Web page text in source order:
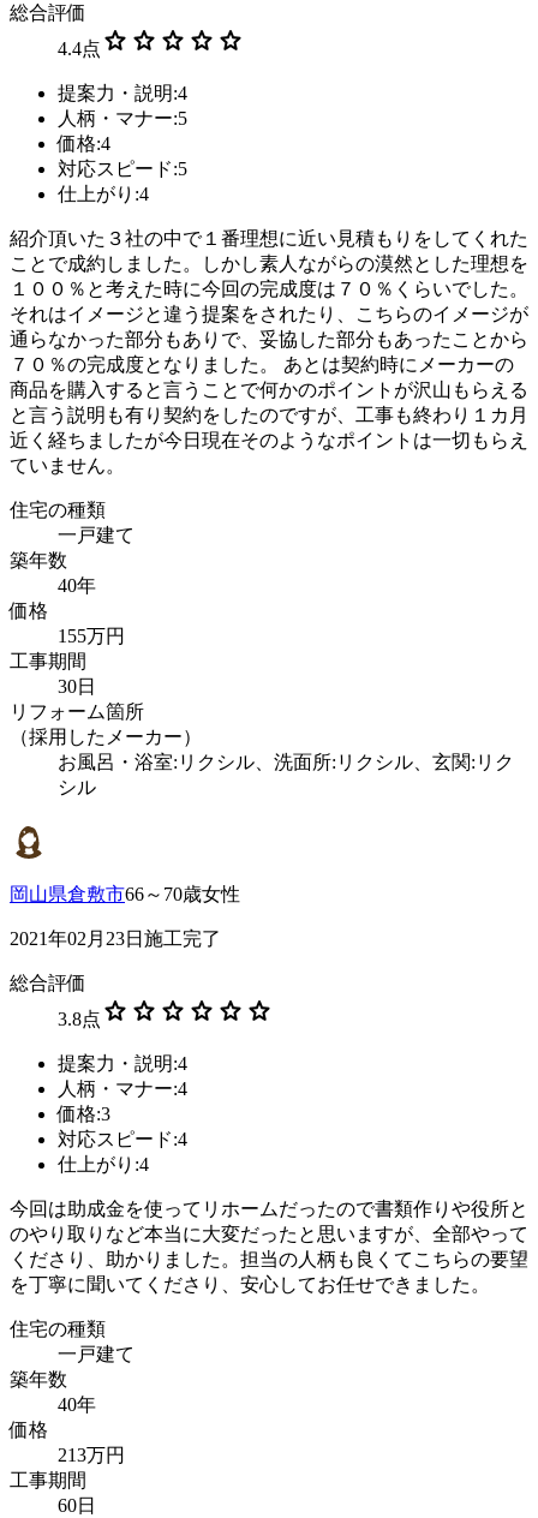
総合評価
4.4点 star star star star star
提案力・説明:4
人柄・マナー:5
価格:4
対応スピード:5
仕上がり:4
紹介頂いた３社の中で１番理想に近い見積もりをしてくれた
ことで成約しました。しかし素人ながらの漠然とした理想を
１００％と考えた時に今回の完成度は７０％くらいでした。
それはイメージと違う提案をされたり、こちらのイメージが
通らなかった部分もありで、妥協した部分もあったことから
７０％の完成度となりました。 あとは契約時にメーカーの
商品を購入すると言うことで何かのポイントが沢山もらえる
と言う説明も有り契約をしたのですが、工事も終わり１カ月
近く経ちましたが今日現在そのようなポイントは一切もらえ
ていません。
住宅の種類
一戸建て
築年数
40年
価格
155万円
工事期間
30日
リフォーム箇所
（採用したメーカー）
お風呂・浴室:リクシル、洗面所:リクシル、玄関:リク
シル
岡山県倉敷市66～70歳女性
2021年02月23日施工完了
総合評価
3.8点 star star star star star star
提案力・説明:4
人柄・マナー:4
価格:3
対応スピード:4
仕上がり:4
今回は助成金を使ってリホームだったので書類作りや役所と
のやり取りなど本当に大変だったと思いますが、全部やって
くださり、助かりました。担当の人柄も良くてこちらの要望
を丁寧に聞いてくださり、安心してお任せできました。
住宅の種類
一戸建て
築年数
40年
価格
213万円
工事期間
60日